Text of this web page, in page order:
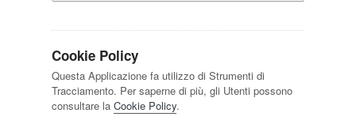
Cookie Policy
Questa Applicazione fa utilizzo di Strumenti di
Tracciamento. Per saperne di più, gli Utenti possono
consultare la Cookie Policy.